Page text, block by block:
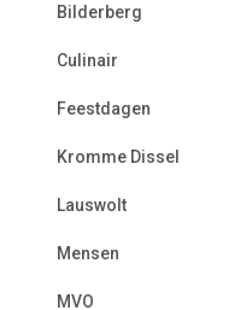
Bilderberg
Culinair
Feestdagen
Kromme Dissel
Lauswolt
Mensen
MVO